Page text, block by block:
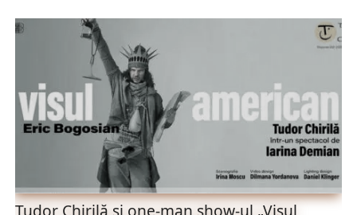
Tudor Chirilă și one-man show-ul „Visul